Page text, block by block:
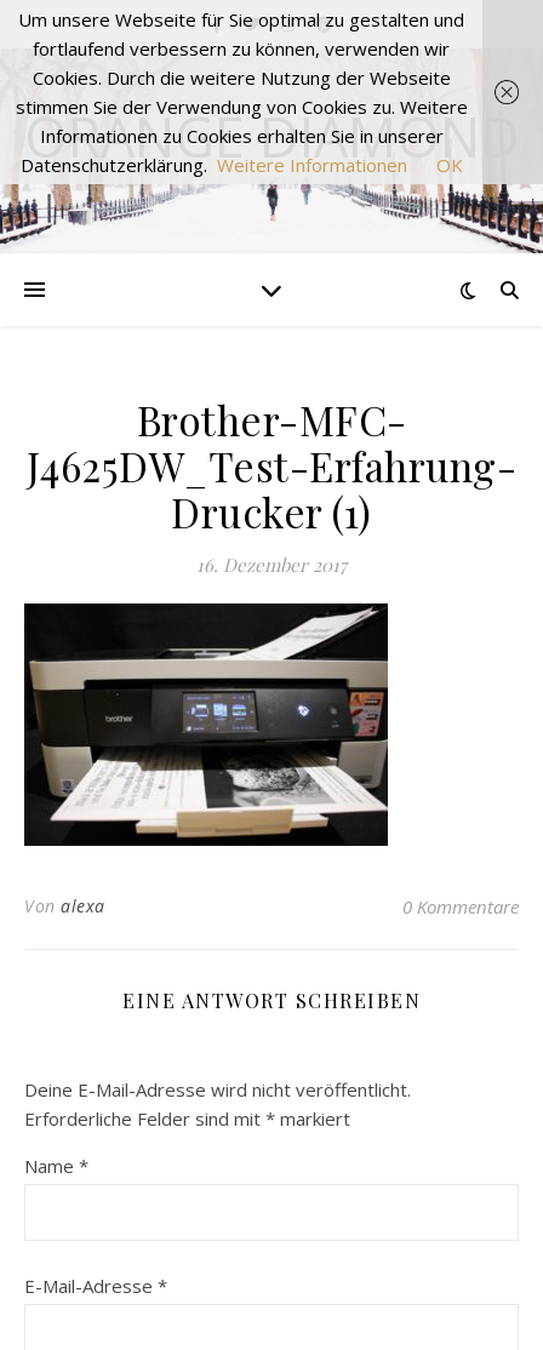
ORANGE DIAMOND
Brother-MFC-
J4625DW_Test-Erfahrung-
Drucker (1)
16. Dezember 2017
Von alexa 0 Kommentare
EINE ANTWORT SCHREIBEN
Deine E-Mail-Adresse wird nicht veröffentlicht.
Erforderliche Felder sind mit * markiert
Name *
E-Mail-Adresse *
Um unsere Webseite für Sie optimal zu gestalten und
fortlaufend verbessern zu können, verwenden wir
Cookies. Durch die weitere Nutzung der Webseite
stimmen Sie der Verwendung von Cookies zu. Weitere
Informationen zu Cookies erhalten Sie in unserer
Datenschutzerklärung. Weitere Informationen OK